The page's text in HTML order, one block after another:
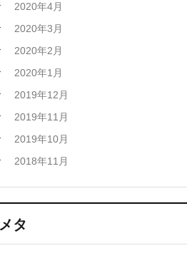
2020年4月
2020年3月
2020年2月
2020年1月
2019年12月
2019年11月
2019年10月
2018年11月
メタ